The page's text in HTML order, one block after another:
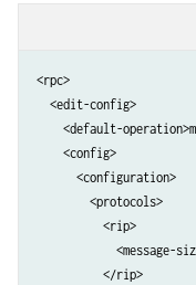
<rpc>
  <edit-config>
<default-
    <config>
      <configuration>
        <protocols>
          <rip>
<message-
          </rip>